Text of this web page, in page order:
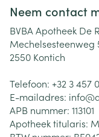
Neem contact
BVBA Apotheek De
Mechelsesteenweg
2550 Kontich
Telefoon: +32 3 457
E-mailadres: info@
APB nummer: 113101
Apotheek titularis: